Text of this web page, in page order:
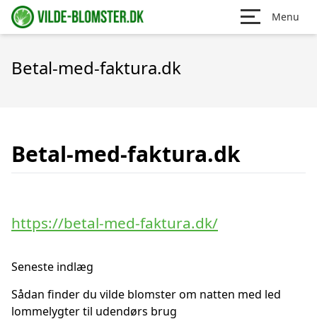
Menu
Betal-med-faktura.dk
Betal-med-faktura.dk
https://betal-med-faktura.dk/
Seneste indlæg
Sådan finder du vilde blomster om natten med led
lommelygter til udendørs brug